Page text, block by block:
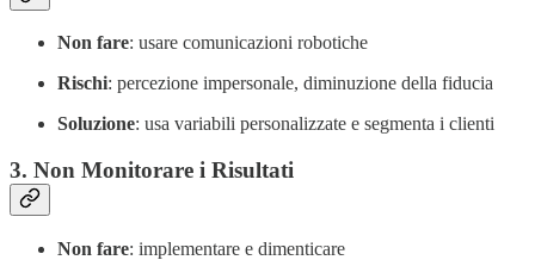
Non fare: usare comunicazioni robotiche
Rischi: percezione impersonale, diminuzione della fiducia
Soluzione: usa variabili personalizzate e segmenta i clienti
3. Non Monitorare i Risultati
Non fare: implementare e dimenticare